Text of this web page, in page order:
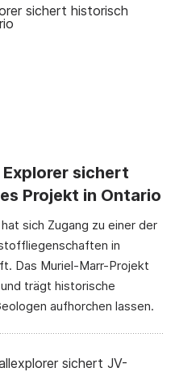
Explorer sichert
Projekt in Ontario
sich Zugang zu einer der
in
Das Muriel-Marr-Projekt
trägt historische
aufhorchen lassen.